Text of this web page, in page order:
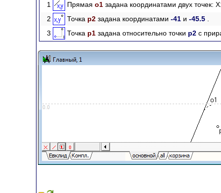
1
Прямая o1 задана координатами двух точек:
2
Точка p2 задана координатами -41 и -45.5
3
Точка p1 задана относительно точки p2 с